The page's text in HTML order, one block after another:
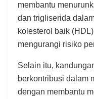
membantu
dan trigliserida
kolesterol baik
mengurangi risiko
Selain itu,
berkontribusi dalam
dengan membantu